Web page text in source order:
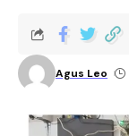
Agus Leo